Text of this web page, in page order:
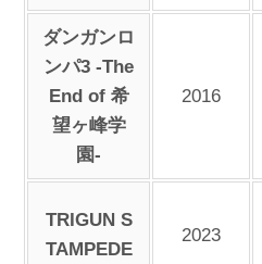
ダンガンロ
ンパ3 -The
End of 希
望ヶ峰学
園-
2016
TRIGUN S
TAMPEDE
2023